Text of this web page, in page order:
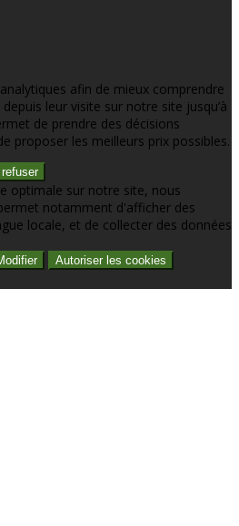
afin de mieux comprendre
leur visite sur notre site jusqu’à
de prendre des décisions
proposer les meilleurs prix possibles.
optimale sur notre site, nous
notamment d'afficher des
locale, et de collecter des données
Autoriser les cookies